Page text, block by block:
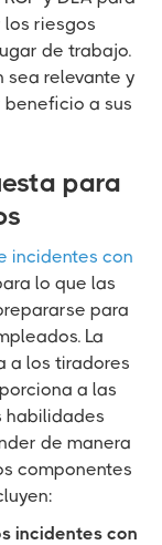
riesgos
de trabajo.
sea relevante y
a sus
para
incidentes con
lo que las
para
La
a los tiradores
a las
habilidades
de manera
componentes
incidentes con